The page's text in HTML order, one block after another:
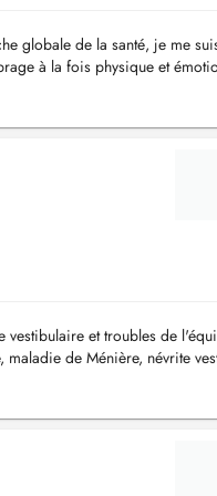
globale de la santé, je me
à la fois physique et
ayurvédiques, ...
vestibulaire et troubles de
de Ménière, névrite